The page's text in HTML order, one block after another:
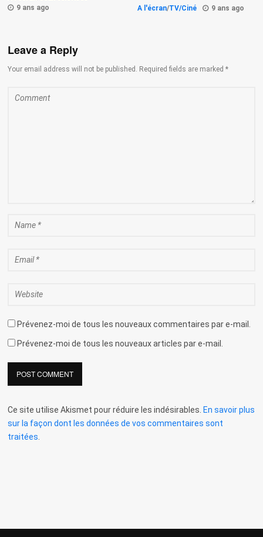
9 ans ago
A l'écran/TV/Ciné 9 ans ago
Leave a Reply
Your email address will not be published. Required fields are marked *
Prévenez-moi de tous les nouveaux commentaires par e-mail.
Prévenez-moi de tous les nouveaux articles par e-mail.
Ce site utilise Akismet pour réduire les indésirables. En savoir plus
sur la façon dont les données de vos commentaires sont
traitées